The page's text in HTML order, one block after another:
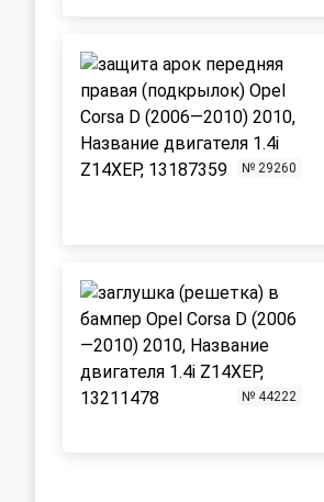
№ 29260
№ 44222